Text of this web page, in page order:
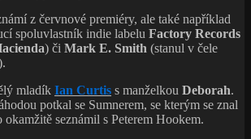
z červnové premiéry, ale také například
spoluvlastník indie labelu Factory Records
) či Mark E. Smith (stanul v čele
mladík Ian Curtis s manželkou Deborah.
potkal se Sumnerem, se kterým se znal
seznámil s Peterem Hookem.